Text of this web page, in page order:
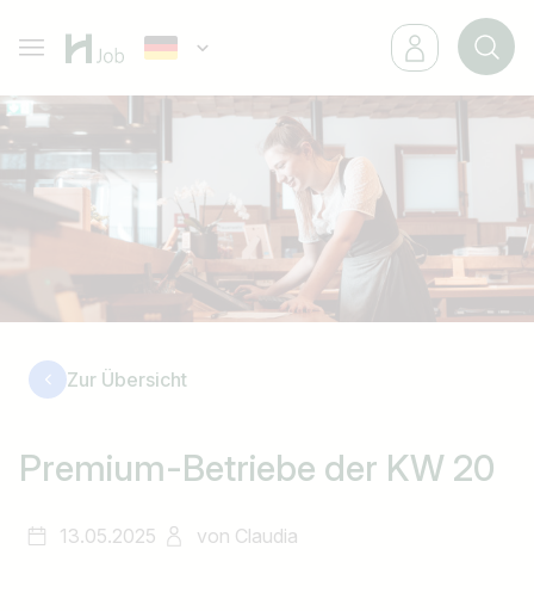
Zur Übersicht
Premium-Betriebe der KW 20
13.05.2025 von Claudia